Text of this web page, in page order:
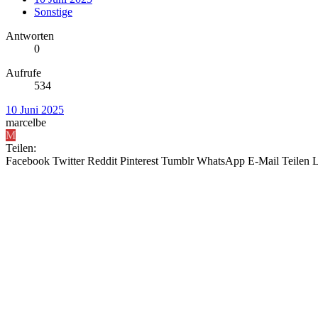
Sonstige
Antworten
0
Aufrufe
534
10 Juni 2025
marcelbe
M
Teilen:
Facebook Twitter Reddit Pinterest Tumblr WhatsApp E-Mail Teilen